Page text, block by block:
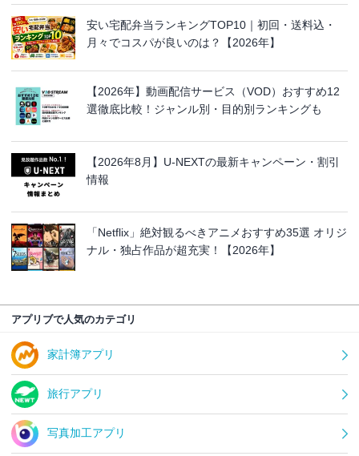
安い宅配弁当ランキングTOP10｜初回・送料込・
月々でコスパが良いのは？【2026年】
【2026年】動画配信サービス（VOD）おすすめ12
選徹底比較！ジャンル別・目的別ランキングも
【2026年8月】U-NEXTの最新キャンペーン・割引
情報
「Netflix」絶対観るべきアニメおすすめ35選 オリジ
ナル・独占作品が超充実！【2026年】
アプリブで人気のカテゴリ
家計簿アプリ
旅行アプリ
写真加工アプリ